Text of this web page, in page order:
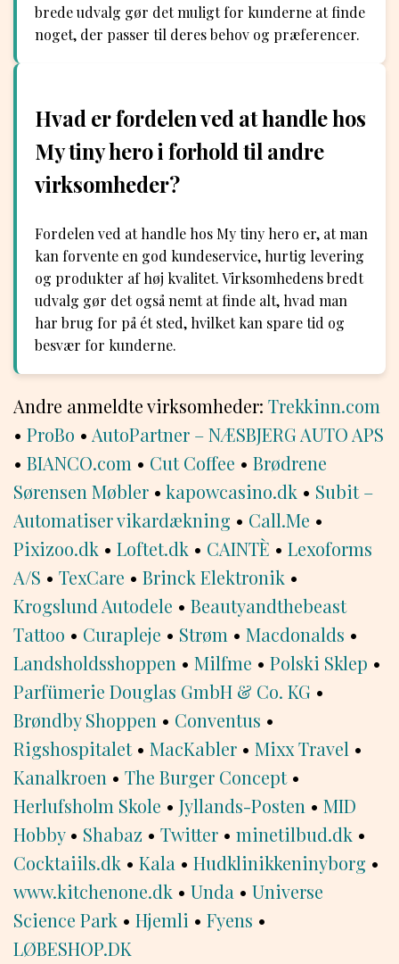
brede udvalg gør det muligt for kunderne at finde
noget, der passer til deres behov og præferencer.
Hvad er fordelen ved at handle hos
My tiny hero i forhold til andre
virksomheder?
Fordelen ved at handle hos My tiny hero er, at man
kan forvente en god kundeservice, hurtig levering
og produkter af høj kvalitet. Virksomhedens bredt
udvalg gør det også nemt at finde alt, hvad man
har brug for på ét sted, hvilket kan spare tid og
besvær for kunderne.
Andre anmeldte virksomheder: Trekkinn.com
• ProBo • AutoPartner – NÆSBJERG AUTO APS
• BIANCO.com • Cut Coffee • Brødrene
Sørensen Møbler • kapowcasino.dk • Subit –
Automatiser vikardækning • Call.Me •
Pixizoo.dk • Loftet.dk • CAINTÈ • Lexoforms
A/S • TexCare • Brinck Elektronik •
Krogslund Autodele • Beautyandthebeast
Tattoo • Curapleje • Strøm • Macdonalds •
Landsholdsshoppen • Milfme • Polski Sklep •
Parfümerie Douglas GmbH & Co. KG •
Brøndby Shoppen • Conventus •
Rigshospitalet• MacKabler • Mixx Travel •
Kanalkroen • The Burger Concept•
Herlufsholm Skole • Jyllands-Posten • MID
Hobby• Shabaz • Twitter • minetilbud.dk •
Cocktaiils.dk • Kala • Hudklinikkeninyborg •
www.kitchenone.dk • Unda • Universe
Science Park • Hjemli • Fyens •
LØBESHOP.DK